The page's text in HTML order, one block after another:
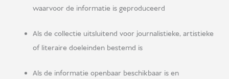
waarvoor de informatie is geproduceerd
Als de collectie uitsluitend voor journalistieke, artistieke
of literaire doeleinden bestemd is
Als de informatie openbaar beschikbaar is en